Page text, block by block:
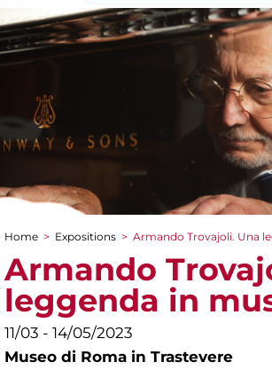
You are here
Home > Expositions > Armando Trovajoli. Una
Armando
leggenda in
11/03 - 14/05/2023
Museo di Roma in Trastevere